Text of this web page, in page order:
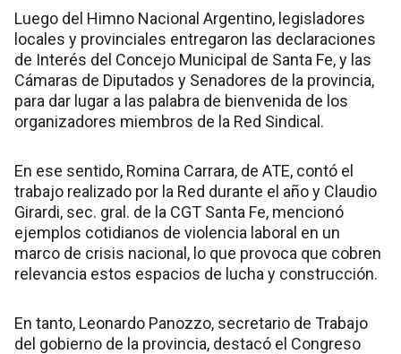
Luego del Himno Nacional Argentino, legisladores
locales y provinciales entregaron las declaraciones
de Interés del Concejo Municipal de Santa Fe, y las
Cámaras de Diputados y Senadores de la provincia,
para dar lugar a las palabra de bienvenida de los
organizadores miembros de la Red Sindical.
En ese sentido, Romina Carrara, de ATE, contó el
trabajo realizado por la Red durante el año y Claudio
Girardi, sec. gral. de la CGT Santa Fe, mencionó
ejemplos cotidianos de violencia laboral en un
marco de crisis nacional, lo que provoca que cobren
relevancia estos espacios de lucha y construcción.
En tanto, Leonardo Panozzo, secretario de Trabajo
del gobierno de la provincia, destacó el Congreso